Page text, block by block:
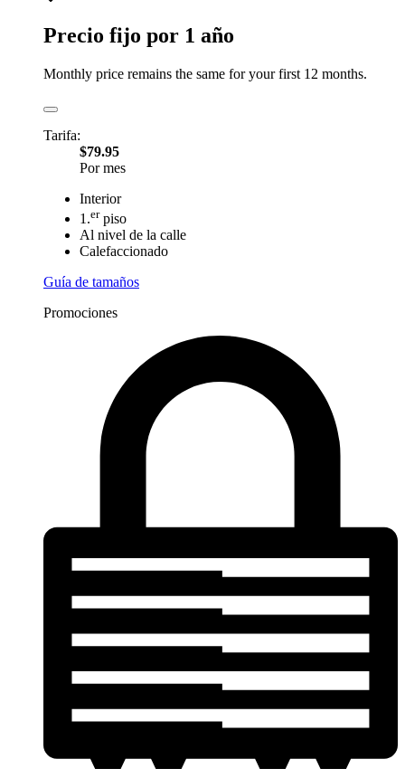
Precio fijo por 1 año
Monthly price remains the same for your first 12 months.
Tarifa:
$79.95
Por mes
Interior
1.erpiso
Al nivel de la calle
Calefaccionado
Guía de tamaños
Promociones